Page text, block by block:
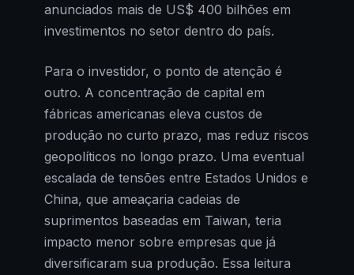
anunciados mais de US$ 400 bilhões em
investimentos no setor dentro do país.
Para o investidor, o ponto de atenção é
outro. A concentração de capital em
fábricas americanas eleva custos de
produção no curto prazo, mas reduz riscos
geopolíticos no longo prazo. Uma eventual
escalada de tensões entre Estados Unidos e
China, que ameaçaria cadeias de
suprimentos baseadas em Taiwan, teria
impacto menor sobre empresas que já
diversificaram sua produção. Essa leitura